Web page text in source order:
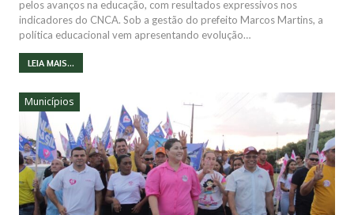
pelos avanços na educação, com resultados expressivos nos
indicadores do CNCA. Sob a gestão do prefeito Marcos Martins, a
política educacional vem apresentando evolução…
LEIA MAIS...
Municípios